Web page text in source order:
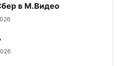
в М.Видео